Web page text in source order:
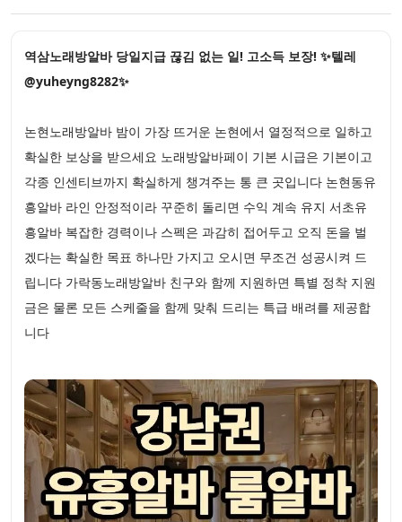
역삼노래방알바 당일지급 끊김 없는 일! 고소득 보장! ✨텔레
@yuheyng8282✨
논현노래방알바 밤이 가장 뜨거운 논현에서 열정적으로 일하고
확실한 보상을 받으세요 노래방알바페이 기본 시급은 기본이고
각종 인센티브까지 확실하게 챙겨주는 통 큰 곳입니다 논현동유
흥알바 라인 안정적이라 꾸준히 돌리면 수익 계속 유지 서초유
흥알바 복잡한 경력이나 스펙은 과감히 접어두고 오직 돈을 벌
겠다는 확실한 목표 하나만 가지고 오시면 무조건 성공시켜 드
립니다 가락동노래방알바 친구와 함께 지원하면 특별 정착 지원
금은 물론 모든 스케줄을 함께 맞춰 드리는 특급 배려를 제공합
니다